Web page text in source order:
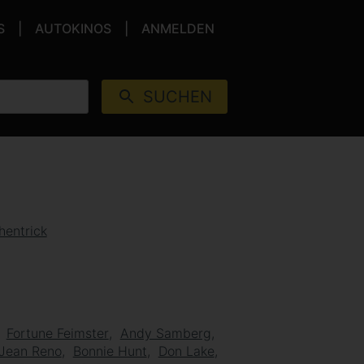
AUTOKINOS ANMELDEN
SUCHEN
Fortune Feimster
Andy Samberg
Jean Reno Bonnie Hunt
Don Lake